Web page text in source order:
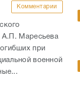
Комментарии
А.П. Маресьева
при
военной